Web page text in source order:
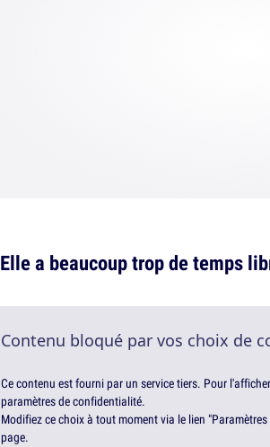
Elle a beaucoup trop de temps
Contenu bloqué par vos choix de
Ce contenu est fourni par un service tiers. Pour
paramètres de confidentialité.
Modifiez ce choix à tout moment via le lien
page.